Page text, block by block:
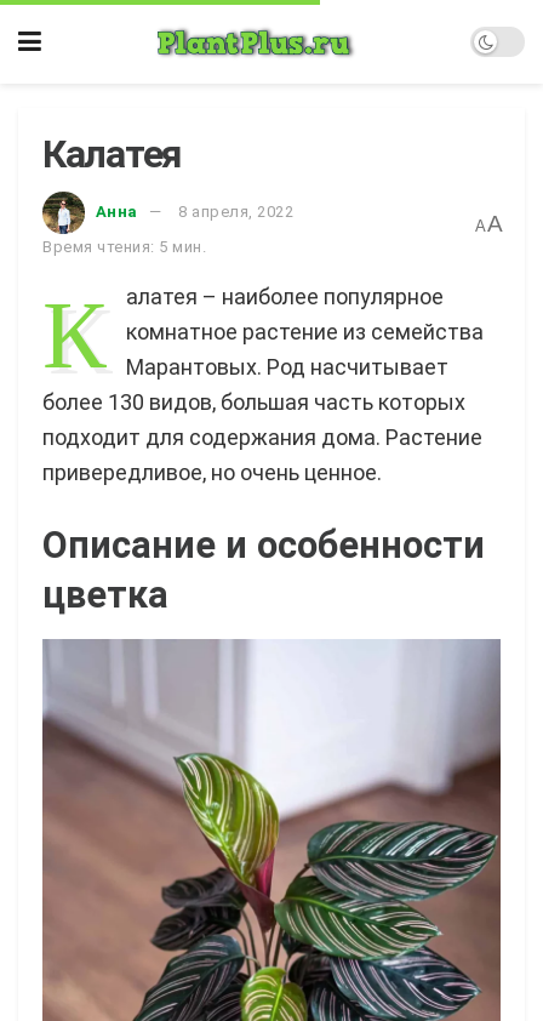
Калатея
Анна
8 апреля, 2022
Время чтения: 5 мин.
AA
К
алатея – наиболее популярное
комнатное растение из семейства
Марантовых. Род насчитывает
более 130 видов, большая часть которых
подходит для содержания дома. Растение
привередливое, но очень ценное.
Описание и особенности
цветка